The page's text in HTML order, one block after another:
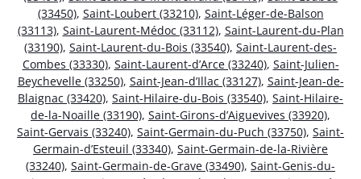
(33450), Saint-Loubert (33210), Saint-Léger-de-Balson
(33113), Saint-Laurent-Médoc (33112), Saint-Laurent-du-Plan
(33190), Saint-Laurent-du-Bois (33540), Saint-Laurent-des-
Combes (33330), Saint-Laurent-d’Arce (33240), Saint-Julien-
Beychevelle (33250), Saint-Jean-d’Illac (33127), Saint-Jean-de-
Blaignac (33420), Saint-Hilaire-du-Bois (33540), Saint-Hilaire-
de-la-Noaille (33190), Saint-Girons-d’Aiguevives (33920),
Saint-Gervais (33240), Saint-Germain-du-Puch (33750), Saint-
Germain-d’Esteuil (33340), Saint-Germain-de-la-Rivière
(33240), Saint-Germain-de-Grave (33490), Saint-Genis-du-